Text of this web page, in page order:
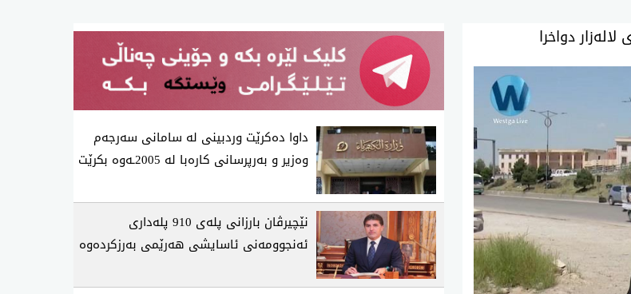
داوا دەکرێت وردبینی لە سامانی سەرجەم
وەزیر و بەرپرسانی کارەبا لە 2005ـەوە بکرێت
نێچیرڤان بارزانی پلەی 910 پلەداری
ئەنجوومەنی ئاسایشی هەرێمی بەرزکردەوە